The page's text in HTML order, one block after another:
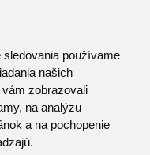
sledovania používame
našich
zobrazovali
na analýzu
a na pochopenie